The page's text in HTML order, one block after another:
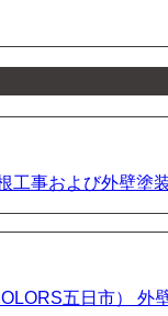
事および外壁塗
五日市） 外